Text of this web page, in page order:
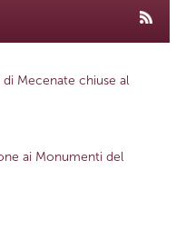
Mecenate chiuse al
ai Monumenti del